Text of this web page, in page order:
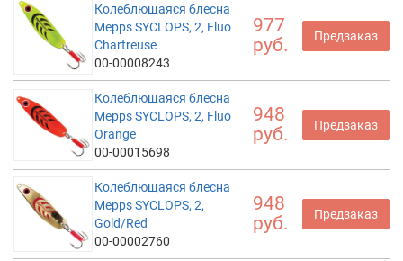
Колеблющаяся блесна
Mepps SYCLOPS, 2, Fluo
Chartreuse
00-00008243
977
руб.
Предзаказ
Колеблющаяся блесна
Mepps SYCLOPS, 2, Fluo
Orange
00-00015698
948
руб.
Предзаказ
Колеблющаяся блесна
Mepps SYCLOPS, 2,
Gold/Red
00-00002760
948
руб.
Предзаказ